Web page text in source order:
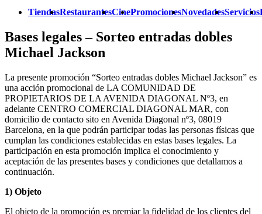
TiendasRestaurantesCinePromocionesNovedadesServicios
Bases legales – Sorteo entradas dobles
Michael Jackson
La presente promoción “Sorteo entradas dobles Michael Jackson” es
una acción promocional de LA COMUNIDAD DE
PROPIETARIOS DE LA AVENIDA DIAGONAL Nº3, en
adelante CENTRO COMERCIAL DIAGONAL MAR, con
domicilio de contacto sito en Avenida Diagonal nº3, 08019
Barcelona, en la que podrán participar todas las personas físicas que
cumplan las condiciones establecidas en estas bases legales. La
participación en esta promoción implica el conocimiento y
aceptación de las presentes bases y condiciones que detallamos a
continuación.
1) Objeto
El objeto de la promoción es premiar la fidelidad de los clientes del